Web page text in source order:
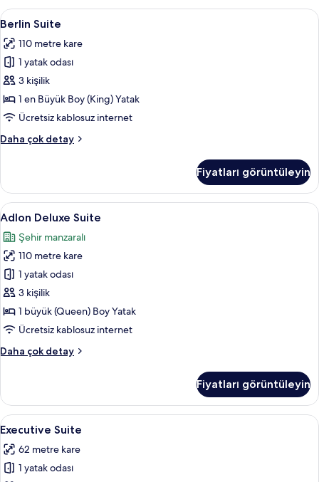
daha
fazla
Berlin
Suite
için
tüm
fotoğrafları
görün
Berlin Suite | Kaliteli yatak takımı,
9
Berlin Suite
110 metre kare
1 yatak odası
3 kişilik
1 en Büyük Boy (King) Yatak
Ücretsiz kablosuz internet
Daha çok detay
Berlin
fazla
detay
Fiyatları görüntüleyin
Adlon
Deluxe
Suite
için
tüm
fotoğrafları
görün
Adlon Deluxe Suite | Kaliteli yatak
10
Adlon Deluxe Suite
Şehir manzaralı
110 metre kare
1 yatak odası
3 kişilik
1 büyük (Queen) Boy Yatak
Ücretsiz kablosuz internet
Daha çok detay
Adlon
daha
fazla
detay
Fiyatları görüntüleyin
Executive
Suite
için
tüm
Executive Suite | Kaliteli yatak
9
Executive Suite
62 metre kare
1 yatak odası